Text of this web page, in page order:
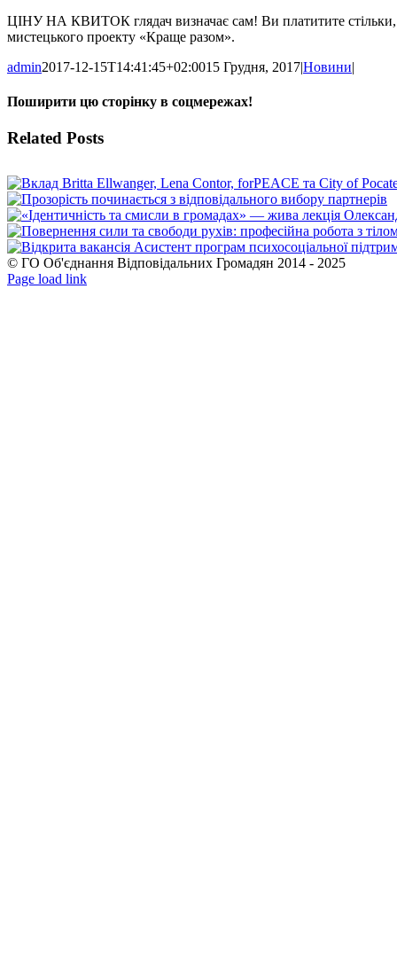
ЦІНУ НА КВИТОК глядач визначає сам! Ви платитите стільки,
мистецького проекту «Краще разом».
admin2017-12-15T14:41:45+02:0015 Грудня, 2017|Новини|
Поширити цю сторінку в соцмережах!
Facebook
X
WhatsApp
Telegram
Related Posts
© ГО Об'єднання Відповідальних Громадян 2014 - 2025
Facebook
YouTube
Page load link